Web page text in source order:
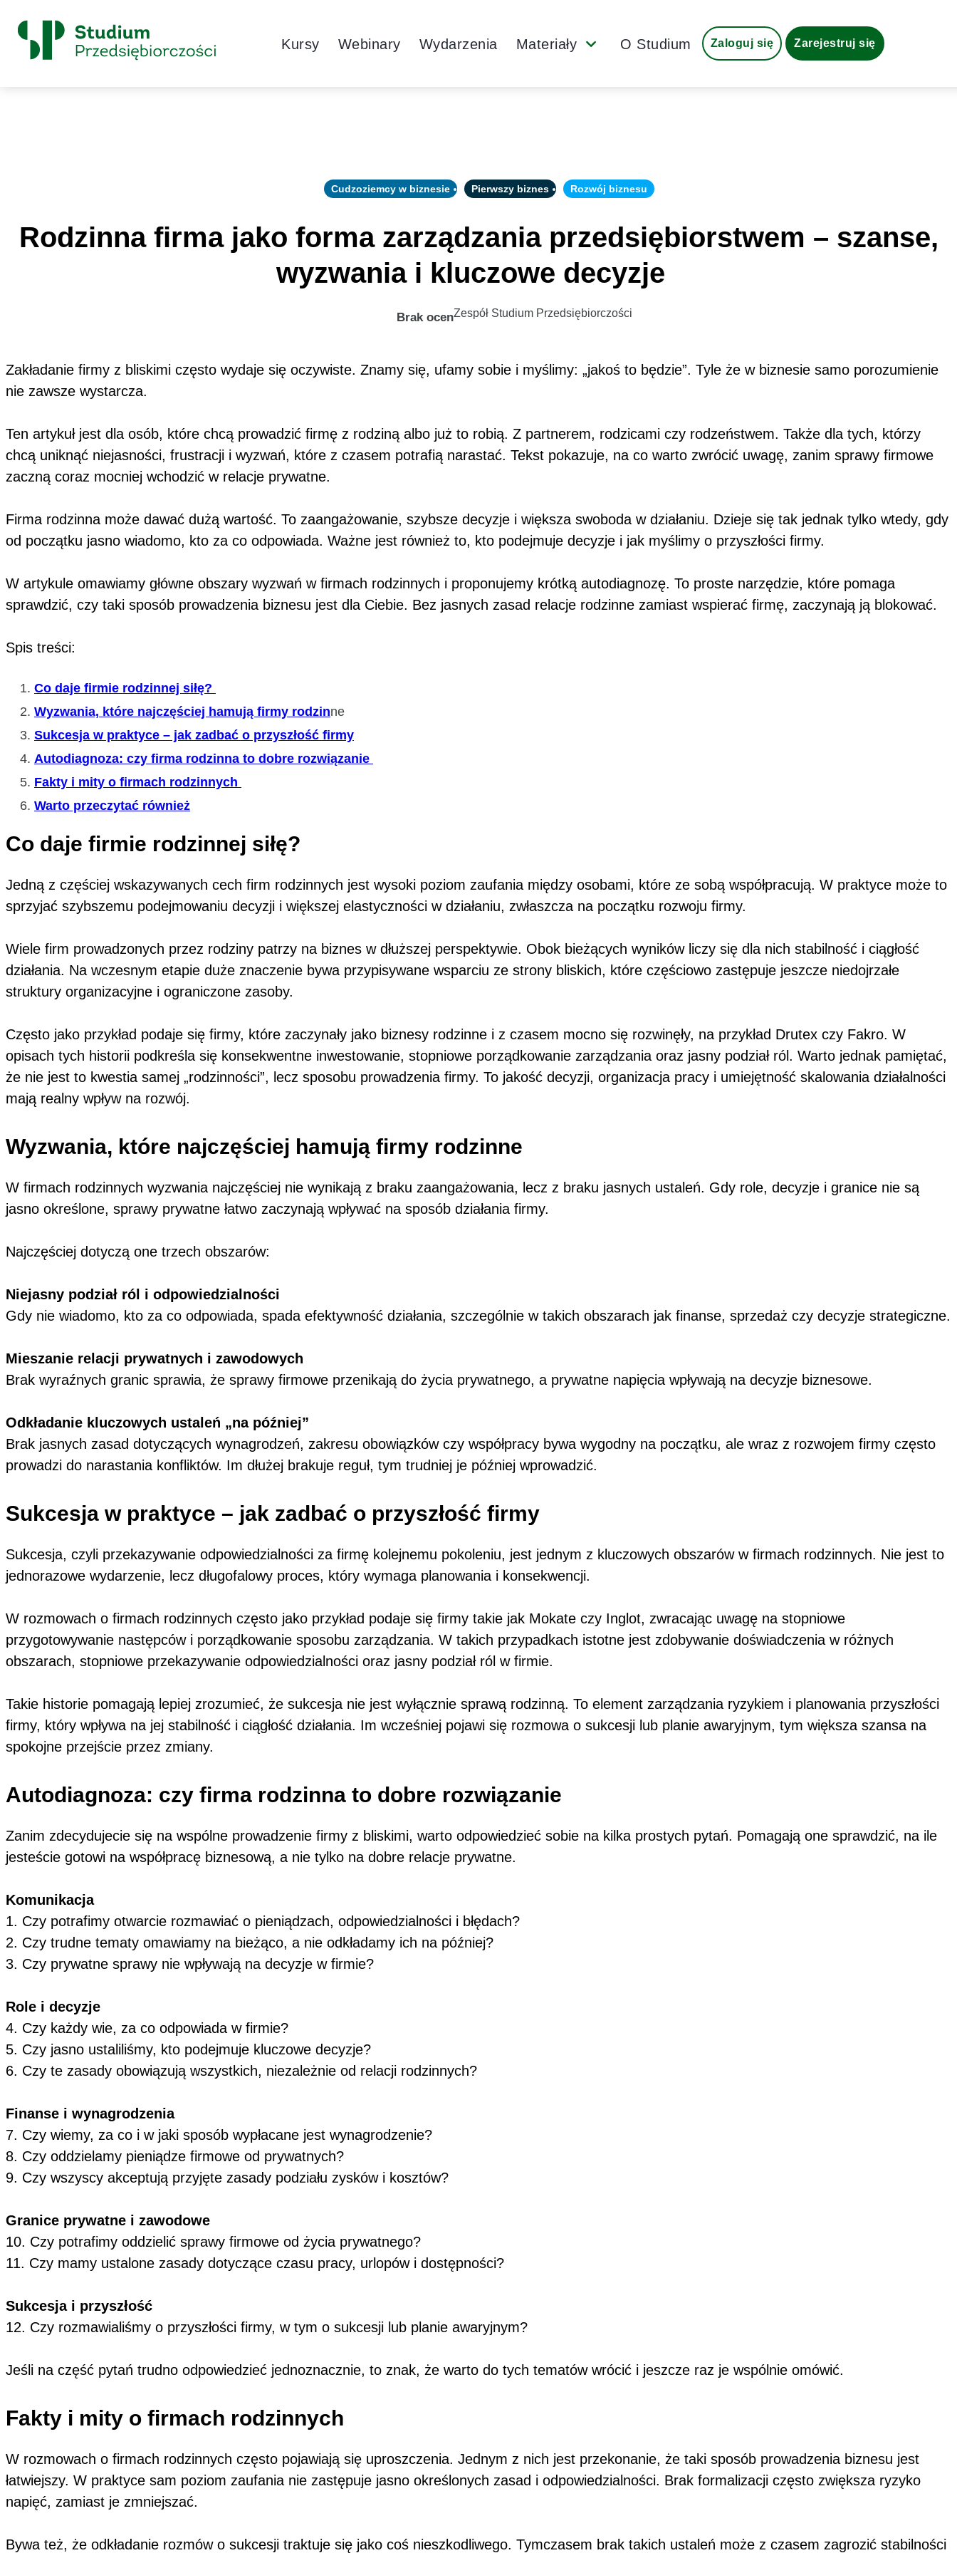
Skip to content
Główne
Logo
Navigation
Kursy Webinary Wydarzenia Materiały SubmenuO Studium Zaloguj się Zarejestruj się
Cudzoziemcy w biznesie Pierwszy biznes Rozwój biznesu
Rodzinna firma jako forma zarządzania przedsiębiorstwem – szanse,
wyzwania i kluczowe decyzje
Brak ocenZespół Studium Przedsiębiorczości
Zakładanie firmy z bliskimi często wydaje się oczywiste. Znamy się, ufamy sobie i myślimy: „jakoś to będzie”. Tyle że w biznesie samo porozumienie
nie zawsze wystarcza.
Ten artykuł jest dla osób, które chcą prowadzić firmę z rodziną albo już to robią. Z partnerem, rodzicami czy rodzeństwem. Także dla tych, którzy
chcą uniknąć niejasności, frustracji i wyzwań, które z czasem potrafią narastać. Tekst pokazuje, na co warto zwrócić uwagę, zanim sprawy firmowe
zaczną coraz mocniej wchodzić w relacje prywatne.
Firma rodzinna może dawać dużą wartość. To zaangażowanie, szybsze decyzje i większa swoboda w działaniu. Dzieje się tak jednak tylko wtedy, gdy
od początku jasno wiadomo, kto za co odpowiada. Ważne jest również to, kto podejmuje decyzje i jak myślimy o przyszłości firmy.
W artykule omawiamy główne obszary wyzwań w firmach rodzinnych i proponujemy krótką autodiagnozę. To proste narzędzie, które pomaga
sprawdzić, czy taki sposób prowadzenia biznesu jest dla Ciebie. Bez jasnych zasad relacje rodzinne zamiast wspierać firmę, zaczynają ją blokować.
Spis treści:
Co daje firmie rodzinnej siłę?
Wyzwania, które najczęściej hamują firmy rodzinne
Sukcesja w praktyce – jak zadbać o przyszłość firmy
Autodiagnoza: czy firma rodzinna to dobre rozwiązanie
Fakty i mity o firmach rodzinnych
Warto przeczytać również
Co daje firmie rodzinnej siłę?
Jedną z częściej wskazywanych cech firm rodzinnych jest wysoki poziom zaufania między osobami, które ze sobą współpracują. W praktyce może to
sprzyjać szybszemu podejmowaniu decyzji i większej elastyczności w działaniu, zwłaszcza na początku rozwoju firmy.
Wiele firm prowadzonych przez rodziny patrzy na biznes w dłuższej perspektywie. Obok bieżących wyników liczy się dla nich stabilność i ciągłość
działania. Na wczesnym etapie duże znaczenie bywa przypisywane wsparciu ze strony bliskich, które częściowo zastępuje jeszcze niedojrzałe
struktury organizacyjne i ograniczone zasoby.
Często jako przykład podaje się firmy, które zaczynały jako biznesy rodzinne i z czasem mocno się rozwinęły, na przykład Drutex czy Fakro. W
opisach tych historii podkreśla się konsekwentne inwestowanie, stopniowe porządkowanie zarządzania oraz jasny podział ról. Warto jednak pamiętać,
że nie jest to kwestia samej „rodzinności”, lecz sposobu prowadzenia firmy. To jakość decyzji, organizacja pracy i umiejętność skalowania działalności
mają realny wpływ na rozwój.
Wyzwania, które najczęściej hamują firmy rodzinne
W firmach rodzinnych wyzwania najczęściej nie wynikają z braku zaangażowania, lecz z braku jasnych ustaleń. Gdy role, decyzje i granice nie są
jasno określone, sprawy prywatne łatwo zaczynają wpływać na sposób działania firmy.
Najczęściej dotyczą one trzech obszarów:
Niejasny podział ról i odpowiedzialności
Gdy nie wiadomo, kto za co odpowiada, spada efektywność działania, szczególnie w takich obszarach jak finanse, sprzedaż czy decyzje strategiczne.
Mieszanie relacji prywatnych i zawodowych
Brak wyraźnych granic sprawia, że sprawy firmowe przenikają do życia prywatnego, a prywatne napięcia wpływają na decyzje biznesowe.
Odkładanie kluczowych ustaleń „na później”
Brak jasnych zasad dotyczących wynagrodzeń, zakresu obowiązków czy współpracy bywa wygodny na początku, ale wraz z rozwojem firmy często
prowadzi do narastania konfliktów. Im dłużej brakuje reguł, tym trudniej je później wprowadzić.
Sukcesja w praktyce – jak zadbać o przyszłość firmy
Sukcesja, czyli przekazywanie odpowiedzialności za firmę kolejnemu pokoleniu, jest jednym z kluczowych obszarów w firmach rodzinnych. Nie jest to
jednorazowe wydarzenie, lecz długofalowy proces, który wymaga planowania i konsekwencji.
W rozmowach o firmach rodzinnych często jako przykład podaje się firmy takie jak Mokate czy Inglot, zwracając uwagę na stopniowe
przygotowywanie następców i porządkowanie sposobu zarządzania. W takich przypadkach istotne jest zdobywanie doświadczenia w różnych
obszarach, stopniowe przekazywanie odpowiedzialności oraz jasny podział ról w firmie.
Takie historie pomagają lepiej zrozumieć, że sukcesja nie jest wyłącznie sprawą rodzinną. To element zarządzania ryzykiem i planowania przyszłości
firmy, który wpływa na jej stabilność i ciągłość działania. Im wcześniej pojawi się rozmowa o sukcesji lub planie awaryjnym, tym większa szansa na
spokojne przejście przez zmiany.
Autodiagnoza: czy firma rodzinna to dobre rozwiązanie
Zanim zdecydujecie się na wspólne prowadzenie firmy z bliskimi, warto odpowiedzieć sobie na kilka prostych pytań. Pomagają one sprawdzić, na ile
jesteście gotowi na współpracę biznesową, a nie tylko na dobre relacje prywatne.
Komunikacja
1. Czy potrafimy otwarcie rozmawiać o pieniądzach, odpowiedzialności i błędach?
2. Czy trudne tematy omawiamy na bieżąco, a nie odkładamy ich na później?
3. Czy prywatne sprawy nie wpływają na decyzje w firmie?
Role i decyzje
4. Czy każdy wie, za co odpowiada w firmie?
5. Czy jasno ustaliliśmy, kto podejmuje kluczowe decyzje?
6. Czy te zasady obowiązują wszystkich, niezależnie od relacji rodzinnych?
Finanse i wynagrodzenia
7. Czy wiemy, za co i w jaki sposób wypłacane jest wynagrodzenie?
8. Czy oddzielamy pieniądze firmowe od prywatnych?
9. Czy wszyscy akceptują przyjęte zasady podziału zysków i kosztów?
Granice prywatne i zawodowe
10. Czy potrafimy oddzielić sprawy firmowe od życia prywatnego?
11. Czy mamy ustalone zasady dotyczące czasu pracy, urlopów i dostępności?
Sukcesja i przyszłość
12. Czy rozmawialiśmy o przyszłości firmy, w tym o sukcesji lub planie awaryjnym?
Jeśli na część pytań trudno odpowiedzieć jednoznacznie, to znak, że warto do tych tematów wrócić i jeszcze raz je wspólnie omówić.
Fakty i mity o firmach rodzinnych
W rozmowach o firmach rodzinnych często pojawiają się uproszczenia. Jednym z nich jest przekonanie, że taki sposób prowadzenia biznesu jest
łatwiejszy. W praktyce sam poziom zaufania nie zastępuje jasno określonych zasad i odpowiedzialności. Brak formalizacji często zwiększa ryzyko
napięć, zamiast je zmniejszać.
Bywa też, że odkładanie rozmów o sukcesji traktuje się jako coś nieszkodliwego. Tymczasem brak takich ustaleń może z czasem zagrozić stabilności